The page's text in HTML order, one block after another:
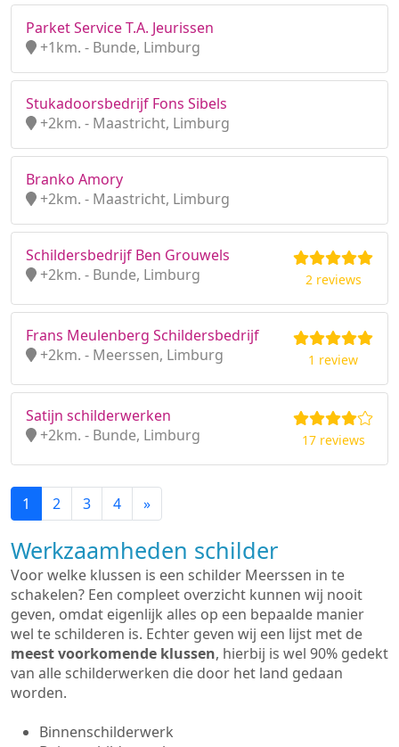
Parket Service T.A. Jeurissen
+1km. - Bunde, Limburg
Stukadoorsbedrijf Fons Sibels
+2km. - Maastricht, Limburg
Branko Amory
+2km. - Maastricht, Limburg
Schildersbedrijf Ben Grouwels
+2km. - Bunde, Limburg
2 reviews
Frans Meulenberg Schildersbedrijf
+2km. - Meerssen, Limburg
1 review
Satijn schilderwerken
+2km. - Bunde, Limburg
17 reviews
1 2 3 4 »
Werkzaamheden schilder
Voor welke klussen is een schilder Meerssen in te
schakelen? Een compleet overzicht kunnen wij nooit
geven, omdat eigenlijk alles op een bepaalde manier
wel te schilderen is. Echter geven wij een lijst met de
meest voorkomende klussen, hierbij is wel 90% gedekt
van alle schilderwerken die door het land gedaan
worden.
Binnenschilderwerk